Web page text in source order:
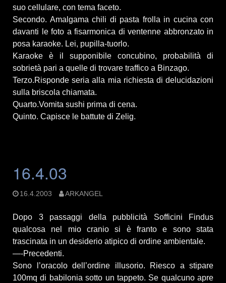
suo cellulare, con tema faceto.
Secondo. Amalgama chili di pasta frolla in cucina con
davanti le foto a fisarmonica di ventenne abbronzato in
posa karaoke. Lei, pupilla-tuorlo.
Karaoke è il supponibile concubino, probabilità di
sobrietà pari a quelle di trovare traffico a Binzago.
Terzo.Risponde seria alla mia richiesta di delucidazioni
sulla briscola chiamata.
Quarto.Vomita sushi prima di cena.
Quinto. Capisce le battute di Zelig.
16.4.03
16.4.2003 ARKANGEL
Dopo 3 passaggi della pubblicità Sofficini Findus
qualcosa nel mio cranio si è franto e sono stata
trascinata in un desiderio atipico di ordine ambientale.
—-Precedenti.
Sono l’oracolo dell’ordine illusorio. Riesco a stipare
100mq di babilonia sotto un tappeto. Se qualcuno apre